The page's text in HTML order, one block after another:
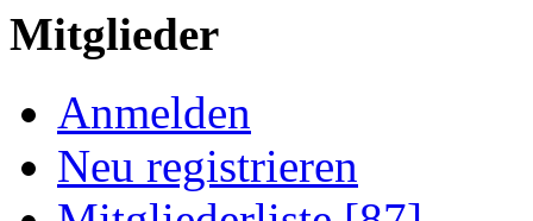
Mitglieder
Anmelden
Neu registrieren